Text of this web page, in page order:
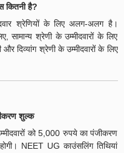
कितनी है?
श्रेणियों के लिए अलग-अलग है।
सामान्य श्रेणी के उम्मीदवारों के लिए
दिव्यांग श्रेणी के उम्मीदवारों के लिए
शुल्क
को 5,000 रुपये का पंजीकरण
NEET UG काउंसलिंग तिथियां